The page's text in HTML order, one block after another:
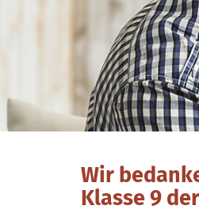
Wir
Klasse 9